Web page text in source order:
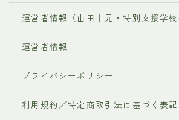
運営者情報（山田｜元・特別支援学校
運営者情報
プライバシーポリシー
利用規約／特定商取引法に基づく表